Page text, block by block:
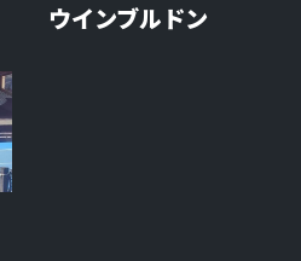
ウインブルドン